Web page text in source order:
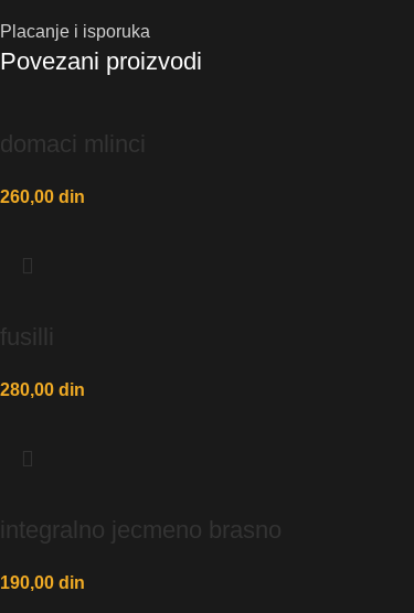
Placanje i isporuka
Povezani proizvodi
domaci mlinci
260,00 din
fusilli
280,00 din
integralno jecmeno brasno
190,00 din